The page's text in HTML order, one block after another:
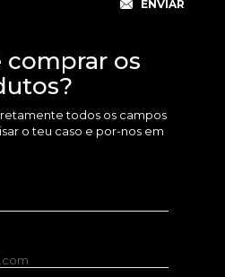
comprar os
todos os campos
o teu caso e por-nos em